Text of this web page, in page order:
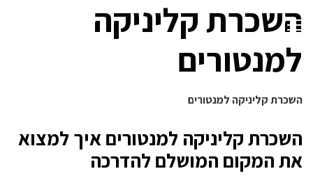
השכרת קליניקה
למנטורים
השכרת קליניקה למנטורים
השכרת קליניקה למנטורים איך למצוא
את המקום המושלם להדרכה